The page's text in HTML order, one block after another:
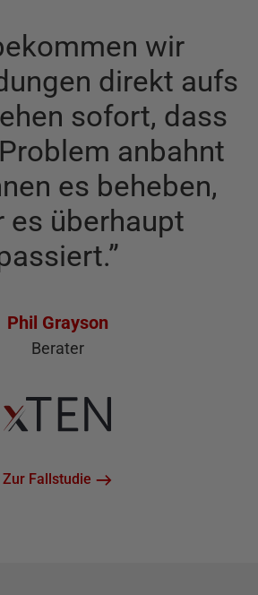
wir
direkt aufs
sofort, dass
anbahnt
es beheben,
es überhaupt
”
Phil Grayson
Berater
Zur Fallstudie